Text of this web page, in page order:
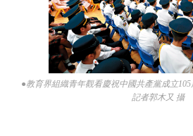
●教育界組織青年觀看慶祝中國共產黨成立
記者郭木又 攝